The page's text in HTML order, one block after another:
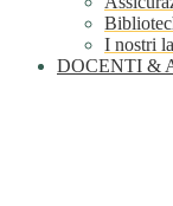
I nostri
DOCENTI &